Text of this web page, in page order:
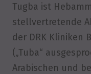
Tugba ist
stellvertretende
der DRK Kliniken
(„Tuba“
Arabischen und